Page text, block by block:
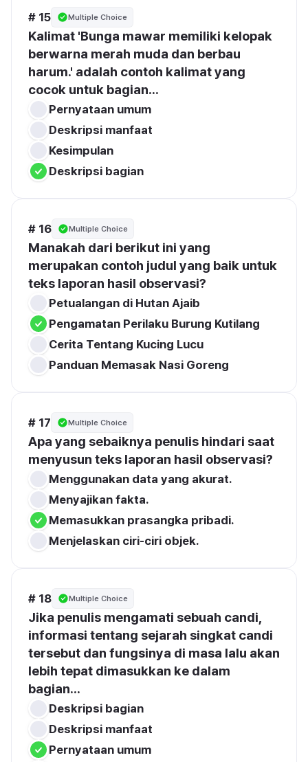
# 15 Multiple Choice
Kalimat 'Bunga mawar memiliki kelopak
berwarna merah muda dan berbau
harum.' adalah contoh kalimat yang
cocok untuk bagian...
Pernyataan umum
Deskripsi manfaat
Kesimpulan
Deskripsi bagian
# 16 Multiple Choice
Manakah dari berikut ini yang
merupakan contoh judul yang baik untuk
teks laporan hasil observasi?
Petualangan di Hutan Ajaib
Pengamatan Perilaku Burung Kutilang
Cerita Tentang Kucing Lucu
Panduan Memasak Nasi Goreng
# 17 Multiple Choice
Apa yang sebaiknya penulis hindari saat
menyusun teks laporan hasil observasi?
Menggunakan data yang akurat.
Menyajikan fakta.
Memasukkan prasangka pribadi.
Menjelaskan ciri-ciri objek.
# 18 Multiple Choice
Jika penulis mengamati sebuah candi,
informasi tentang sejarah singkat candi
tersebut dan fungsinya di masa lalu akan
lebih tepat dimasukkan ke dalam
bagian...
Deskripsi bagian
Deskripsi manfaat
Pernyataan umum